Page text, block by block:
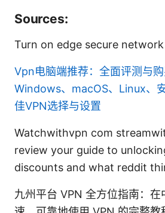
Sources:
Turn on edge secure
Vpn电脑端推荐：全面评测与
Windows、macOS、Linux、
佳VPN选择与设置
Watchwithvpn com
review your guide to
discounts and what reddit
九州平台 VPN 全方位指南：